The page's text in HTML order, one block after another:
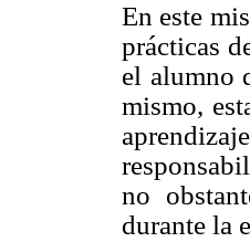
En este
prácticas
el alumno
mismo,
no
durante la